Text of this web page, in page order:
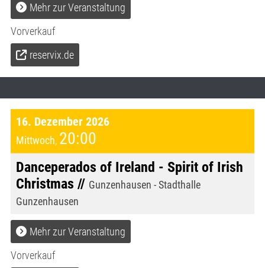
Mehr zur Veranstaltung
Vorverkauf
reservix.de
16. Dezember 2026
Mittwoch, 20:00
Danceperados of Ireland - Spirit of Irish
Christmas // Gunzenhausen - Stadthalle
Gunzenhausen
Mehr zur Veranstaltung
Vorverkauf